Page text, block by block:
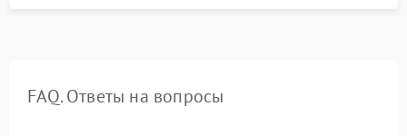
FAQ. Ответы на вопросы